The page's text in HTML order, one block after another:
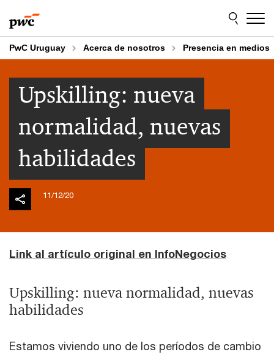
to
content
to
footer
PwC Uruguay Acerca de nosotros Presencia en medios
Upskilling: nueva
normalidad, nuevas
habilidades
11/12/20
Link al artículo original en InfoNegocios
Upskilling: nueva normalidad, nuevas
habilidades
Estamos viviendo uno de los períodos de cambio